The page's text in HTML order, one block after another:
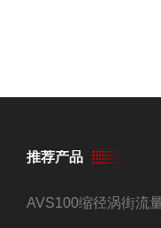
推荐产品
AVS100缩径涡街流